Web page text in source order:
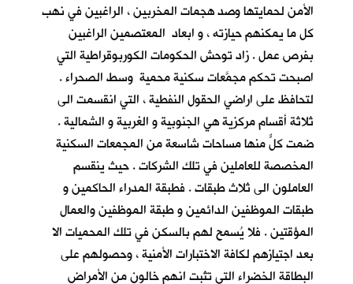
الأمن لحمايتها وصد هجمات المخربين ، الراغبين في نهب
كل ما يمكنهم حيازته ، و ابعاد المعتصمين الراغبين
بفرص عمل . زاد توحش الحكومات الكوربوقراطية التي
اصبحت تحكم مجمَّعات سكنية محمية وسط الصحراء .
لتحافظ على اراضي الحقول النفطية ، التي انقسمت الى
ثلاثة أقسام مركزية هي الجنوبية و الغربية و الشمالية .
ضمت كلٌّ منها مساحات شاسعة من المجمعات السكنية
المخصصة للعاملين في تلك الشركات . حيث ينقسم
العاملون الى ثلاث طبقات . فطبقة المدراء الحاكمين و
طبقات الموظفين الدائمين و طبقة الموظفين والعمال
المؤقتين . فلا يُسمح لهم بالسكن في تلك المحميات الا
بعد اجتيازهم لكافة الاختبارات الأمنية ، وحصولهم على
البطاقة الخضراء التي تثبت انهم خالون من الأمراض